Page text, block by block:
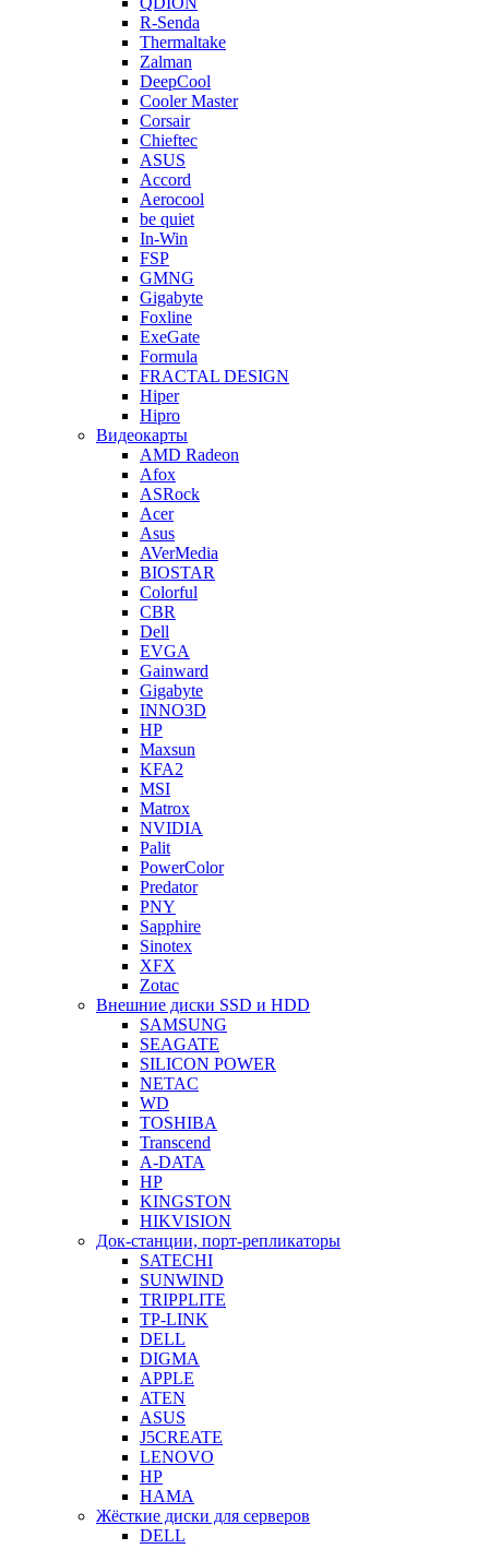
R-Senda
Thermaltake
Zalman
DeepCool
Cooler Master
Corsair
Chieftec
ASUS
Accord
Aerocool
be quiet
In-Win
FSP
GMNG
Gigabyte
Foxline
ExeGate
Formula
FRACTAL DESIGN
Hiper
Hipro
Видеокарты
AMD Radeon
Afox
ASRock
Acer
Asus
AVerMedia
BIOSTAR
Colorful
CBR
Dell
EVGA
Gainward
Gigabyte
INNO3D
HP
Maxsun
KFA2
MSI
Matrox
NVIDIA
Palit
PowerColor
Predator
PNY
Sapphire
Sinotex
XFX
Zotac
Внешние диски SSD и HDD
SAMSUNG
SEAGATE
SILICON POWER
NETAC
WD
TOSHIBA
Transcend
A-DATA
HP
KINGSTON
HIKVISION
Док-станции, порт-репликаторы
SATECHI
SUNWIND
TRIPPLITE
TP-LINK
DELL
DIGMA
APPLE
ATEN
ASUS
J5CREATE
LENOVO
HP
HAMA
Жёсткие диски для серверов
DELL